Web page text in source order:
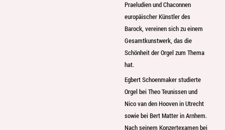
Praeludien und Chaconnen
europäischer Künstler des
Barock, vereinen sich zu einem
Gesamtkunstwerk, das die
Schönheit der Orgel zum Thema
hat.
Egbert Schoenmaker studierte
Orgel bei Theo Teunissen und
Nico van den Hooven in Utrecht
sowie bei Bert Matter in Arnhem.
Nach seinem Konzertexamen bei